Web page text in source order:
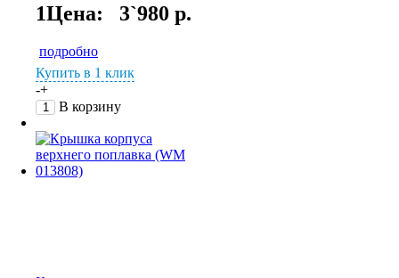
1Цена: 3`980 р.
подробно
Купить в 1 клик
-+
В корзину